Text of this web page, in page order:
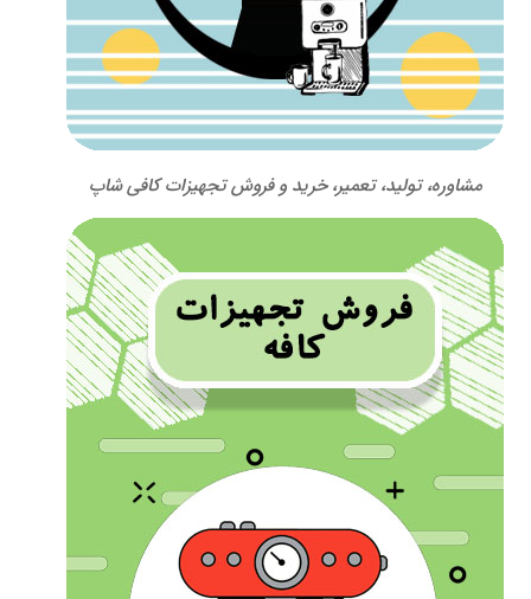
مشاوره، تولید، تعمیر، خرید و فروش تجهیزات کافی شاپ